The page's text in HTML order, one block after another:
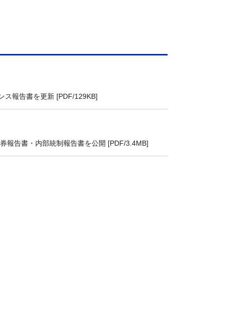
ス報告書を更新 [PDF/129KB]
報告書・内部統制報告書を公開 [PDF/3.4MB]